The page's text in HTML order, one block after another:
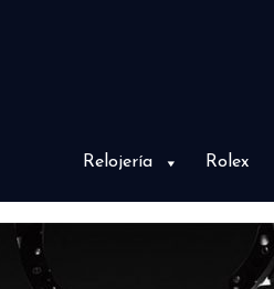
Relojería Rolex